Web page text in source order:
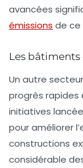
avancées
émissions de ce
Les bâtiments
Un autre
progrès rapides
initiatives
pour améliorer
constructions
considérable